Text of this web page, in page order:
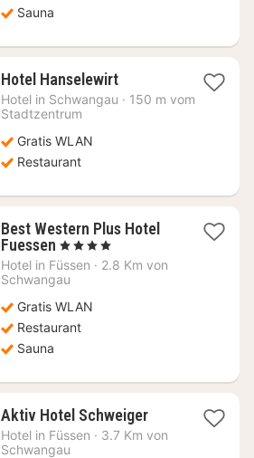
Sauna
Hotel Hanselewirt1
Nacht
Hotel in Schwangau · 150 m vom
Stadtzentrum
Gratis WLAN
Restaurant
Best Western Plus Hotel
Fuessen 1
Nacht
ab
€
, 4 Sterne
Hotel in Füssen · 2.8 Km von
Schwangau
Gratis WLAN
Restaurant
Sauna
Aktiv Hotel Schweiger1
Nacht
Hotel in Füssen · 3.7 Km von
Schwangau